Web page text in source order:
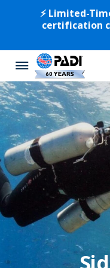
⚡️ Limited-
certification